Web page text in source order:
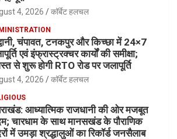
4, 2026 कॉर्बेट हलचल
चंपावत, टनकपुर और किच्छा में 24×7
एवं इंफ्रास्ट्रक्चर कार्यों की समीक्षा;
से शुरू होगी RTO रोड पर जलापूर्ति
4, 2026 कॉर्बेट हलचल
आध्यात्मिक राजधानी की ओर मजबूत
चारधाम के साथ मानसखंड के पौराणिक
में उमड़ा श्रद्धालुओं का रिकॉर्ड जनसैलाब